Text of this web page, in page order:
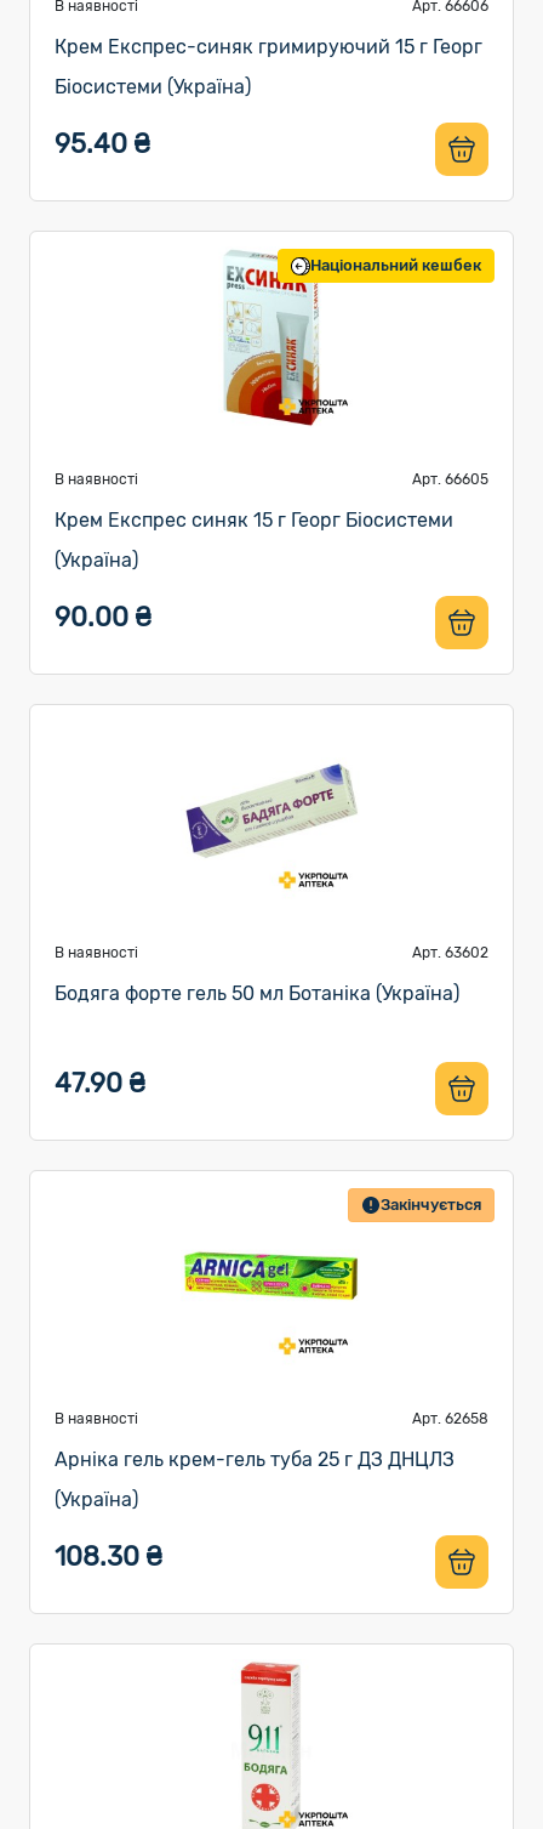
В наявності Арт. 66606
Крем Експрес-синяк гримируючий 15 г Георг
Біосистеми (Україна)
95.40 ₴
Національний кешбек
В наявності Арт. 66605
Крем Експрес синяк 15 г Георг Біосистеми
(Україна)
90.00 ₴
В наявності Арт. 63602
Бодяга форте гель 50 мл Ботаніка (Україна)
47.90 ₴
Закінчується
В наявності Арт. 62658
Арніка гель крем-гель туба 25 г ДЗ ДНЦЛЗ
(Україна)
108.30 ₴